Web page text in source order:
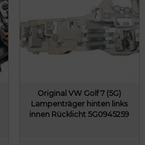
Original VW Golf 7 (5G)
Lampenträger hinten links
innen Rücklicht 5G0945259